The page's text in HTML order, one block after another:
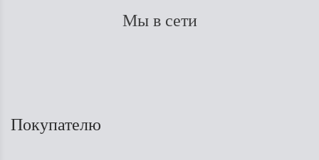
Мы в сети
Покупателю